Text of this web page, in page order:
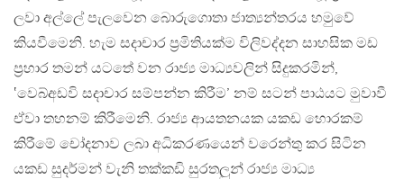
ලවා අල්ලේ පැලවෙන බොරුගොතා ජාත්‍යන්තරය හමුවේ
කියවීමෙනි. හැම සදාචාර ප්‍රමිතියක්ම විලිවද්දන සාහසික මඩ
ප්‍රහාර තමන් යටතේ වන රාජ්‍ය මාධ්‍යවලින් සිදුකරමින්,
‛වෙබ්අඩවි සදාචාර සම්පන්න කිරීම’ නම් සටන් පාඨයට මුවාවී
ඒවා තහනම් කිරීමෙනි. රාජ්‍ය ආයතනයක යකඩ හොරකම්
කිරීමේ චෝදනාව ලබා අධිකරණයෙන් වරෙන්තු කර සිටින
යකඩ සුදර්මන් වැනි තක්කඩි සුරතලුන් රාජ්‍ය මාධ්‍ය